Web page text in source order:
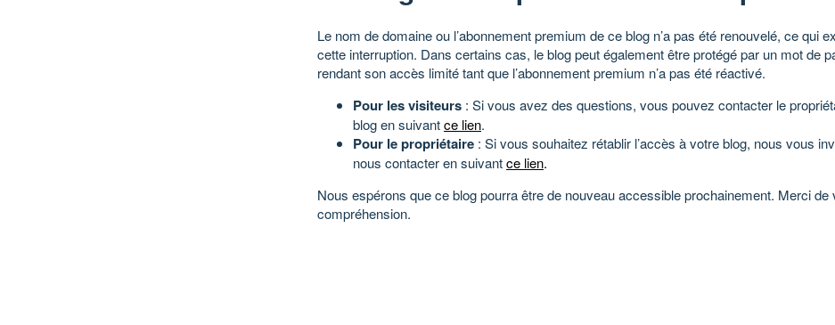
Le nom de domaine ou l’abonnement premium de ce blog n’a pas été renouvelé, ce qui
cette interruption. Dans certains cas, le blog peut également être protégé par un mot de
rendant son accès limité tant que l’abonnement premium n’a pas été réactivé.
Pour les visiteurs : Si vous avez des questions, vous pouvez contacter le
blog en suivantce lien.
Pour le propriétaire : Si vous souhaitez rétablir l’accès à votre blog, nous vous
nous contacter en suivantce lien.
Nous espérons que ce blog pourra être de nouveau accessible prochainement. Merci de
compréhension.